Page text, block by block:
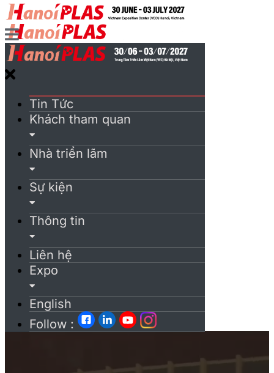
Tin Tức
Khách tham quan
Nhà triển lãm
Sự kiện
Thông tin
Liên hệ
Expo
English
Follow :